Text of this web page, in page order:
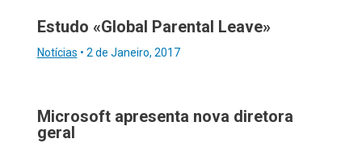
Estudo «Global Parental Leave»
Notícias • 2 de Janeiro, 2017
Microsoft apresenta nova diretora
geral